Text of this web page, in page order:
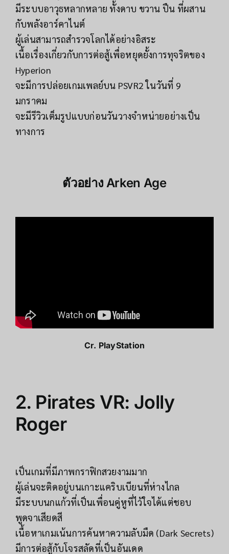
มีระบบอาวุธหลากหลาย ทั้งดาบ ขวาน ปืน ที่ผสาน
กับพลังอาร์คาไนต์
ผู้เล่นสามารถสำรวจโลกได้อย่างอิสระ
เนื้อเรื่องเกี่ยวกับการต่อสู้เพื่อหยุดยั้งการทุจริตของ
Hyperion
จะมีการปล่อยเกมเพลย์บน PSVR2 ในวันที่ 9
มกราคม
จะมีรีวิวเต็มรูปแบบก่อนวันวางจำหน่ายอย่างเป็น
ทางการ
ตัวอย่าง Arken Age
Cr. PlayStation
2. Pirates VR: Jolly
Roger
เป็นเกมที่มีภาพกราฟิกสวยงามมาก
ผู้เล่นจะติดอยู่บนเกาะแคริบเบียนที่ห่างไกล
มีระบบนกแก้วที่เป็นเพื่อนคู่หูที่ไว้ใจได้แต่ชอบ
พูดจาเสียดสี
เนื้อหาเกมเน้นการค้นหาความลับมืด (Dark Secrets)
มีการต่อสู้กับโจรสลัดที่เป็นอันเดด